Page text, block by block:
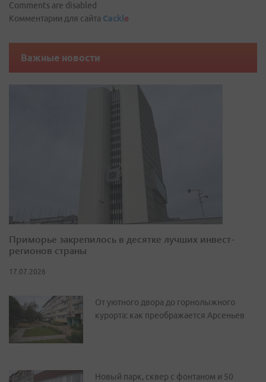
Comments are disabled
Комментарии для сайта Cackle
Важные новости
Приморье закрепилось в десятке лучших инвест-
регионов страны
17.07.2026
От уютного двора до горнолыжного
курорта: как преображается Арсеньев
Новый парк, сквер с фонтаном и 50